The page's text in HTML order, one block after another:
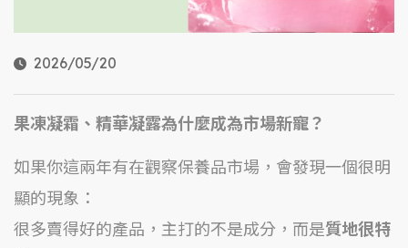
2026/05/20
果凍凝霜、精華凝露為什麼成為市場新寵？
如果你這兩年有在觀察保養品市場，會發現一個很明
顯的現象：
很多賣得好的產品，主打的不是成分，而是質地很特